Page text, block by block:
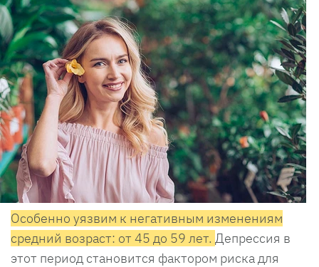
Особенно уязвим к негативным изменениям
средний возраст: от 45 до 59 лет. Депрессия в
этот период становится фактором риска для